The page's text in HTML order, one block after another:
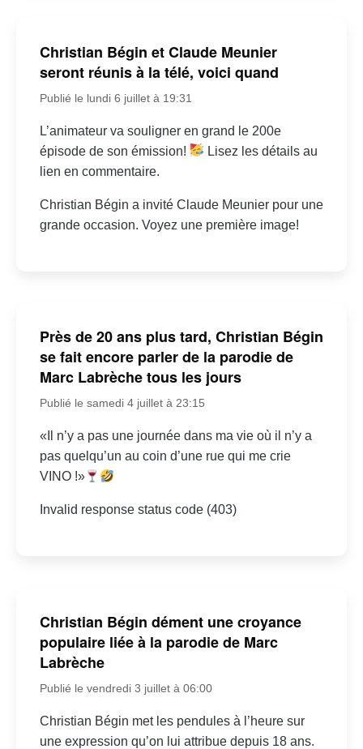
Christian Bégin et Claude Meunier
seront réunis à la télé, voici quand
Publié le lundi 6 juillet à 19:31
L’animateur va souligner en grand le 200e
épisode de son émission!
Lisez les détails au
lien en commentaire.
Christian Bégin a invité Claude Meunier pour une
grande occasion. Voyez une première image!
Près de 20 ans plus tard, Christian Bégin
se fait encore parler de la parodie de
Marc Labrèche tous les jours
Publié le samedi 4 juillet à 23:15
«Il n’y a pas une journée dans ma vie où il n’y a
pas quelqu’un au coin d’une rue qui me crie
VINO !»
Invalid response status code (403)
Christian Bégin dément une croyance
populaire liée à la parodie de Marc
Labrèche
Publié le vendredi 3 juillet à 06:00
Christian Bégin met les pendules à l’heure sur
une expression qu’on lui attribue depuis 18 ans.